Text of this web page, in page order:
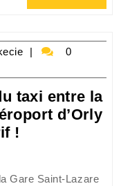
Full
parking-
0
taxi entre la
d’Orly
!
Gare Saint-Lazare